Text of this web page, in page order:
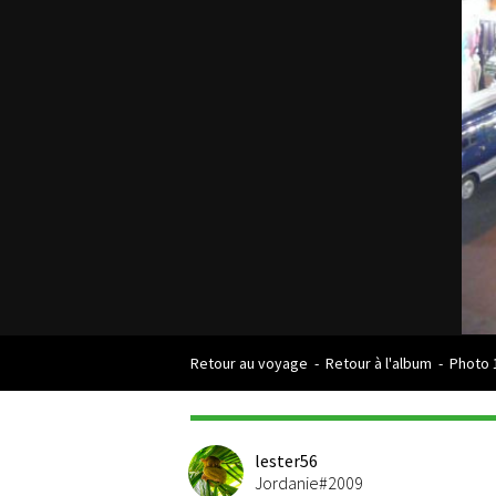
Retour au voyage - Retour à l'album - Photo
lester56
Jordanie#2009